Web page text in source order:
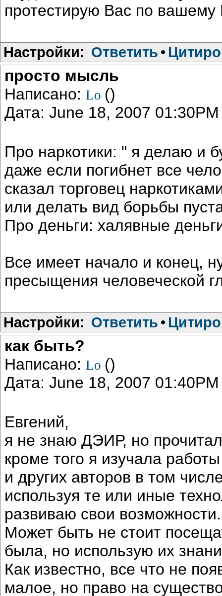
протестирую Вас по вашему
Настройки: Ответить •
просто мысль
Написано: Lo ()
Дата: June 18, 2007 01:30PM
Про наркотики: " я делаю и
даже если погибнет все
сказал торговец
или делать вид борьбы
Про деньги: халявные
Все имеет начало и конец,
пресыщения человеческой
Настройки: Ответить •
как быть?
Написано: Lo ()
Дата: June 18, 2007 01:40PM
Евгений,
я не знаю ДЭИР, но
кроме того я изучала
и других авторов в том
используя те или иные
развиваю свои возможности.
Может быть не стоит
была, но использую их
Как известно, все что не
малое, но право на